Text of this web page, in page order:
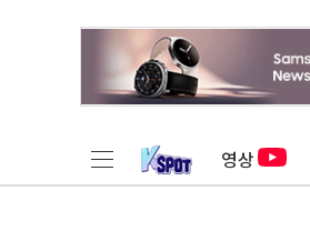
영상